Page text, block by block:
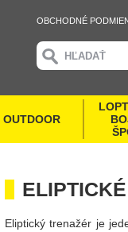
OUTDOOR
OBCHODNÉ
Eliptický trenažér je